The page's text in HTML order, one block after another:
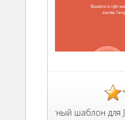
Бесплатный шаблон для